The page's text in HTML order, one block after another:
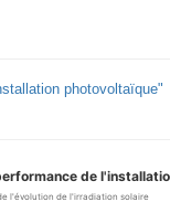
photovoltaïque"
de
l'évolution de l'irradiation solaire